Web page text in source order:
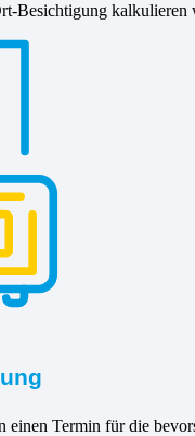
Besichtigung kalkulieren
Termin für die